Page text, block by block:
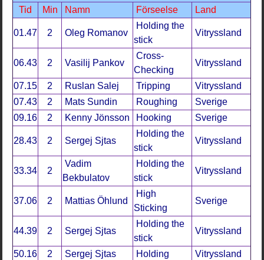
Tid
Min Namn Förseelse Land
01.47 2 Oleg Romanov
Holding the
stick
Vitryssland
06.43 2 Vasilij Pankov
Cross-
Checking
Vitryssland
07.15 2 Ruslan Salej Tripping
Vitryssland
07.43
2 Mats Sundin Roughing
Sverige
09.16
2 Kenny Jönsson Hooking Sverige
28.43 2 Sergej Sjtas
Holding the
stick
Vitryssland
33.34 2
Vadim
Bekbulatov
Holding the
stick
Vitryssland
37.06 2 Mattias Öhlund
High
Sticking
Sverige
44.39 2 Sergej Sjtas
Holding the
stick
Vitryssland
50.16 2 Sergej Sjtas Holding Vitryssland